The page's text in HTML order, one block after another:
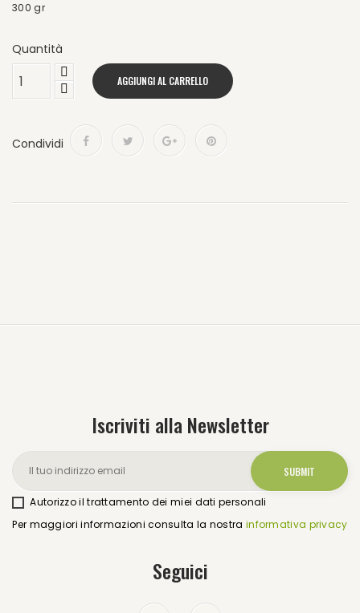
300 gr
Quantità
AGGIUNGI AL CARRELLO
Condividi
Iscriviti alla Newsletter
Autorizzo il trattamento dei miei dati personali
Per maggiori informazioni consulta la nostra informativa privacy
Seguici